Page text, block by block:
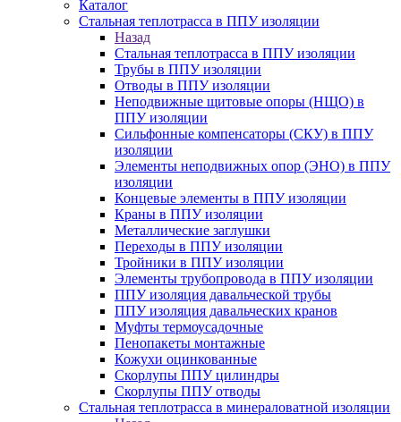
Каталог
Стальная теплотрасса в ППУ изоляции
Назад
Стальная теплотрасса в ППУ изоляции
Трубы в ППУ изоляции
Отводы в ППУ изоляции
Неподвижные щитовые опоры (НЩО) в
ППУ изоляции
Cильфонные компенсаторы (СКУ) в ППУ
изоляции
Элементы неподвижных опор (ЭНО) в ППУ
изоляции
Концевые элементы в ППУ изоляции
Краны в ППУ изоляции
Металлические заглушки
Переходы в ППУ изоляции
Тройники в ППУ изоляции
Элементы трубопровода в ППУ изоляции
ППУ изоляция давальческой трубы
ППУ изоляция давальческих кранов
Муфты термоусадочные
Пенопакеты монтажные
Кожухи оцинкованные
Скорлупы ППУ цилиндры
Скорлупы ППУ отводы
Стальная теплотрасса в минераловатной изоляции